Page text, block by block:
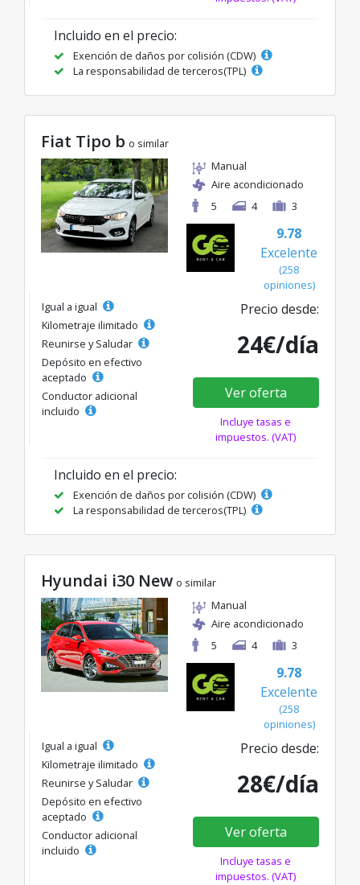
Incluido en el precio:
Exención de daños por colisión (CDW)
La responsabilidad de terceros(TPL)
Fiat Tipo b o similar
Manual
Aire acondicionado
5
4 3
9.78
Excelente
(258
opiniones)
Igual a igual
Kilometraje ilimitado
Reunirse y Saludar
Depósito en efectivo
aceptado
Conductor adicional
incluido
Precio desde:
24€/día
Ver oferta
Incluye tasas e
impuestos. (VAT)
Incluido en el precio:
Exención de daños por colisión (CDW)
La responsabilidad de terceros(TPL)
Hyundai i30 New o similar
Manual
Aire acondicionado
5
4 3
9.78
Excelente
(258
opiniones)
Igual a igual
Kilometraje ilimitado
Reunirse y Saludar
Depósito en efectivo
aceptado
Conductor adicional
incluido
Precio desde:
28€/día
Ver oferta
Incluye tasas e
impuestos. (VAT)